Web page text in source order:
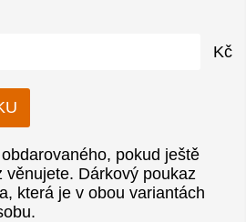
Kč
pokud ještě
věnujete. Dárkový poukaz
která je v obou variantách